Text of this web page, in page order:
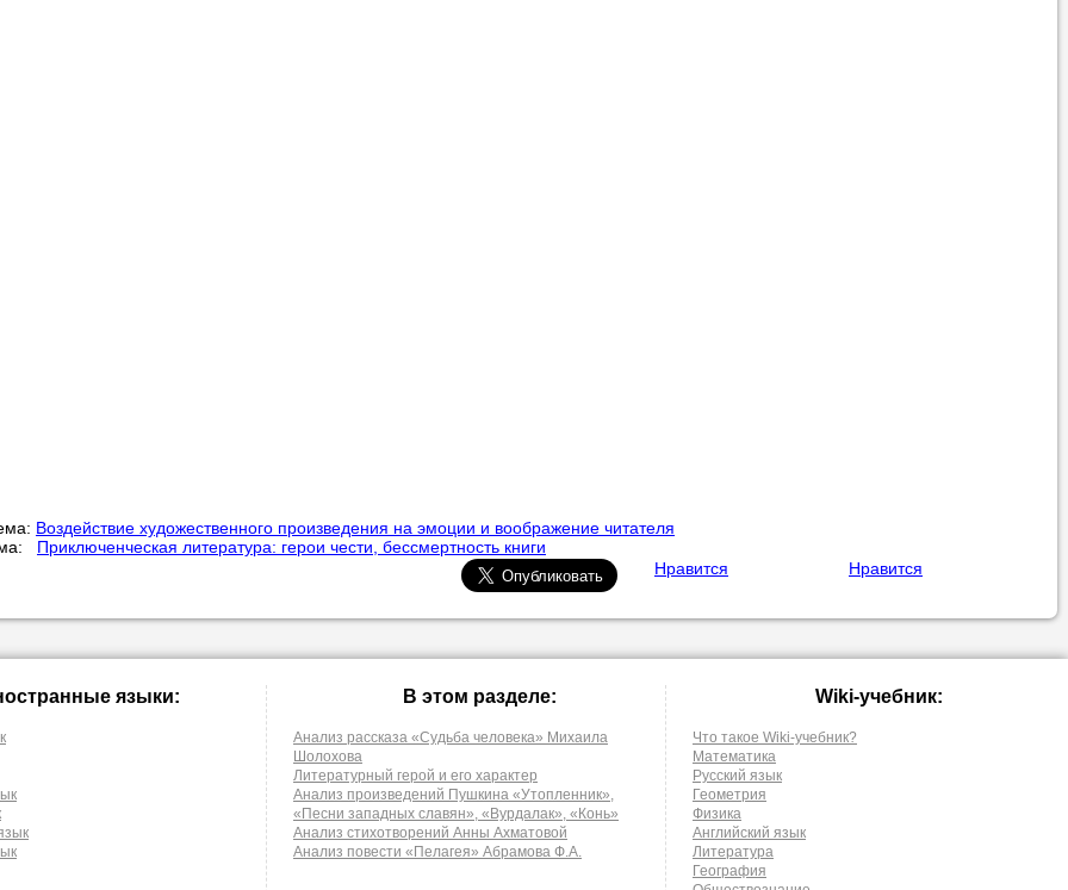
Воздействие художественного произведения на эмоции и воображение читателя
Приключенческая литература: герои чести, бессмертность книги
Нравится
Нравится
языки: В этом разделе:
Анализ рассказа «Судьба человека» Михаила
Шолохова
Литературный герой и его характер
Анализ произведений Пушкина «Утопленник»,
«Песни западных славян», «Вурдалак», «Конь»
Анализ стихотворений Анны Ахматовой
Анализ повести «Пелагея» Абрамова Ф.А.
Wiki-учебник:
Что такое Wiki-учебник?
Математика
Русский язык
Геометрия
Физика
Английский язык
Литература
География